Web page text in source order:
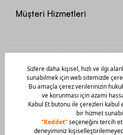
Müşteri Hizmetleri
Mobil